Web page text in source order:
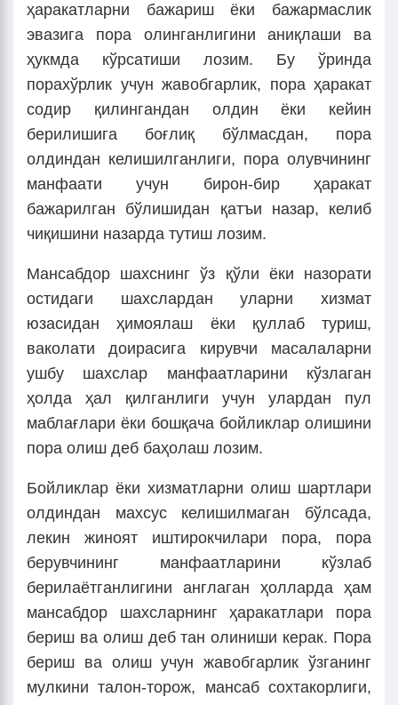
ҳаракатларни бажариш ёки бажармаслик
эвазига пора олинганлигини аниқлаши ва
ҳукмда кўрсатиши лозим. Бу ўринда
порахўрлик учун жавобгарлик, пора ҳаракат
содир қилингандан олдин ёки кейин
берилишига боғлиқ бўлмасдан, пора
олдиндан келишилганлиги, пора олувчининг
манфаати учун бирон-бир ҳаракат
бажарилган бўлишидан қатъи назар, келиб
чиқишини назарда тутиш лозим.
Мансабдор шахснинг ўз қўли ёки назорати
остидаги шахслардан уларни хизмат
юзасидан ҳимоялаш ёки қуллаб туриш,
ваколати доирасига кирувчи масалаларни
ушбу шахслар манфаатларини кўзлаган
ҳолда ҳал қилганлиги учун улардан пул
маблағлари ёки бошқача бойликлар олишини
пора олиш деб баҳолаш лозим.
Бойликлар ёки хизматларни олиш шартлари
олдиндан махсус келишилмаган бўлсада,
лекин жиноят иштирокчилари пора, пора
берувчининг манфаатларини кўзлаб
берилаётганлигини англаган ҳолларда ҳам
мансабдор шахсларнинг ҳаракатлари пора
бериш ва олиш деб тан олиниши керак. Пора
бериш ва олиш учун жавобгарлик ўзганинг
мулкини талон-торож, мансаб сохтакорлиги,